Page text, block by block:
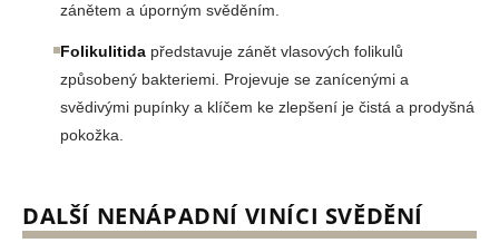
zánětem a úporným svěděním.
Folikulitida představuje zánět vlasových folikulů
způsobený bakteriemi. Projevuje se zanícenými a
svědivými pupínky a klíčem ke zlepšení je čistá a prodyšná
pokožka.
DALŠÍ NENÁPADNÍ VINÍCI SVĚDĚNÍ